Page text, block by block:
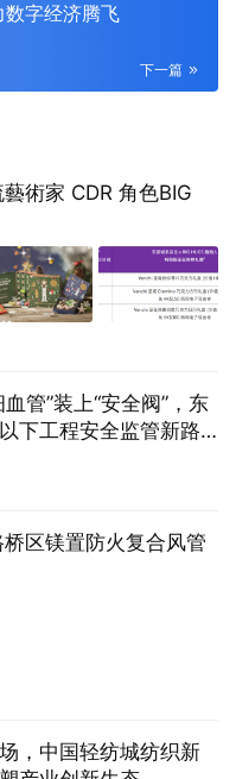
字经济腾飞
下一篇
術家 CDR 角色BIG
管”装上“安全阀”，东
下工程安全监管新路
区镁置防火复合风管
，中国轻纺城纺织新